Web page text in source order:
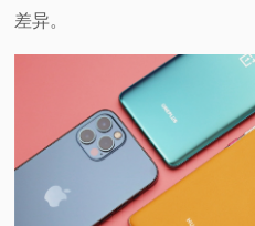
测
差异。